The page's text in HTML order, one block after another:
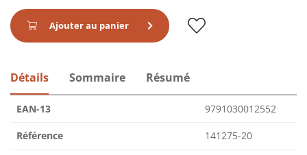
Ajouter au panier
Détails Sommaire Résumé
EAN-13 9791030012552
Référence 141275-20